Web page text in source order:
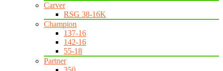
Carver
RSG 38-16K
Champion
137-16
142-16
55-18
Partner